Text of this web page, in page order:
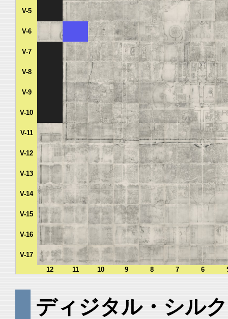
V-5
V-6
V-7
V-8
V-9
V-10
V-11
V-12
V-13
V-14
V-15
V-16
V-17
12
11 10 9 8 7 6
ディジタル・シル